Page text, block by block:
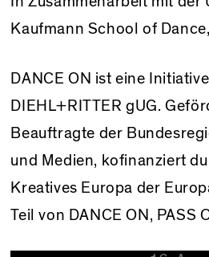
Kaufmann School of
DANCE ON ist eine
DIEHL+RITTER gUG.
Beauftragte der
und Medien, kofinanziert
Kreatives Europa der
Teil von DANCE ON, PASS